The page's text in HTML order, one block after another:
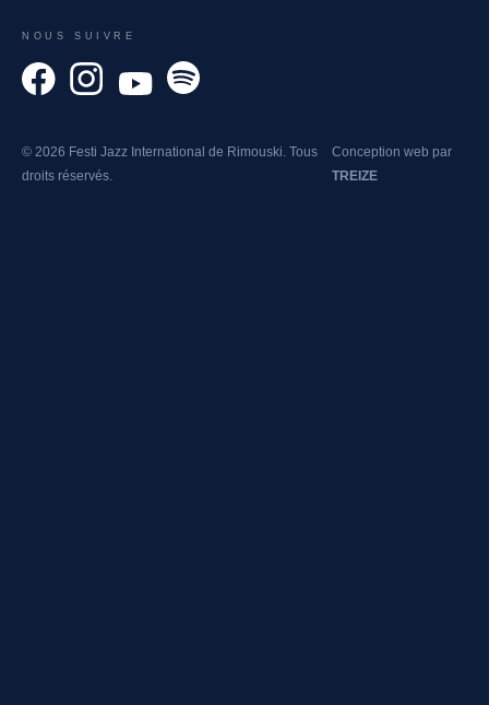
NOUS SUIVRE
© 2026 Festi Jazz International de Rimouski. Tous
droits réservés.
Conception web par
TREIZE